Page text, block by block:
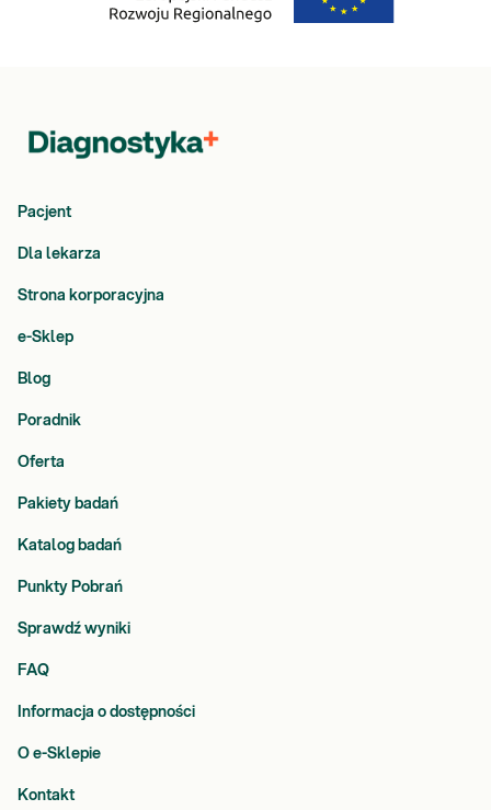
Pacjent
Dla lekarza
Strona korporacyjna
e-Sklep
Blog
Poradnik
Oferta
Pakiety badań
Katalog badań
Punkty Pobrań
Sprawdź wyniki
FAQ
Informacja o dostępności
O e-Sklepie
Kontakt